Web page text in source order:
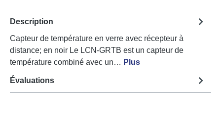
Description
Capteur de température en verre avec récepteur à
distance; en noir Le LCN-GRTB est un capteur de
température combiné avec un… Plus
Évaluations